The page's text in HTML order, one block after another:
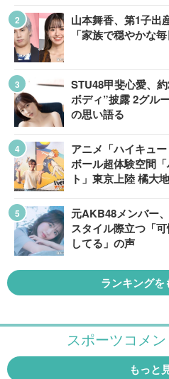
山本舞香、第1子出
「家族で穏やかな
STU48甲斐心愛、
ボディ”披露 2グル
の思い語る
アニメ「ハイキュ
ボール超体験空間
ト」東京上陸 橘大
元AKB48メンバー
スタイル際立つ「
してる」の声
ランキングを